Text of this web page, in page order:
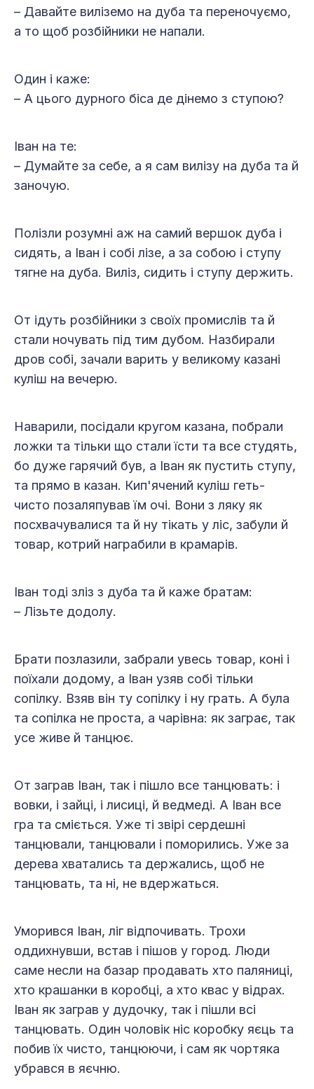
– Давайте виліземо на дуба та переночуємо,
а то щоб розбійники не напали.
Один і каже:
– А цього дурного біса де дінемо з ступою?
Іван на те:
– Думайте за себе, а я сам вилізу на дуба та й
заночую.
Полізли розумні аж на самий вершок дуба і
сидять, а Іван і собі лізе, а за собою і ступу
тягне на дуба. Виліз, сидить і ступу держить.
От ідуть розбійники з своїх промислів та й
стали ночувать під тим дубом. Назбирали
дров собі, зачали варить у великому казані
куліш на вечерю.
Наварили, посідали кругом казана, побрали
ложки та тільки що стали їсти та все студять,
бо дуже гарячий був, а Іван як пустить ступу,
та прямо в казан. Кип'ячений куліш геть-
чисто позаляпував їм очі. Вони з ляку як
посхвачувалися та й ну тікать у ліс, забули й
товар, котрий награбили в крамарів.
Іван тоді зліз з дуба та й каже братам:
– Лізьте додолу.
Брати позлазили, забрали увесь товар, коні і
поїхали додому, а Іван узяв собі тільки
сопілку. Взяв він ту сопілку і ну грать. А була
та сопілка не проста, а чарівна: як заграє, так
усе живе й танцює.
От заграв Іван, так і пішло все танцювать: і
вовки, і зайці, і лисиці, й ведмеді. А Іван все
гра та сміється. Уже ті звірі сердешні
танцювали, танцювали і поморились. Уже за
дерева хватались та держались, щоб не
танцювать, та ні, не вдержаться.
Уморився Іван, ліг відпочивать. Трохи
оддихнувши, встав і пішов у город. Люди
саме несли на базар продавать хто паляниці,
хто крашанки в коробці, а хто квас у відрах.
Іван як заграв у дудочку, так і пішли всі
танцювать. Один чоловік ніс коробку яєць та
побив їх чисто, танцюючи, і сам як чортяка
убрався в яєчню.